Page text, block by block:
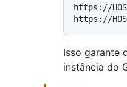
https://
Isso garante
instância do